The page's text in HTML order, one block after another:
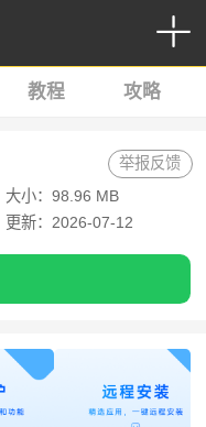
教程 攻略
大小：98.96 MB
更新：2026-07-12
举报反馈